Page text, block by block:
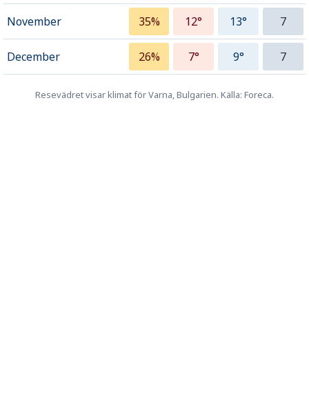
November 35% 12° 13° 7
December 26% 7° 9° 7
Resevädret visar klimat för Varna, Bulgarien. Källa: Foreca.